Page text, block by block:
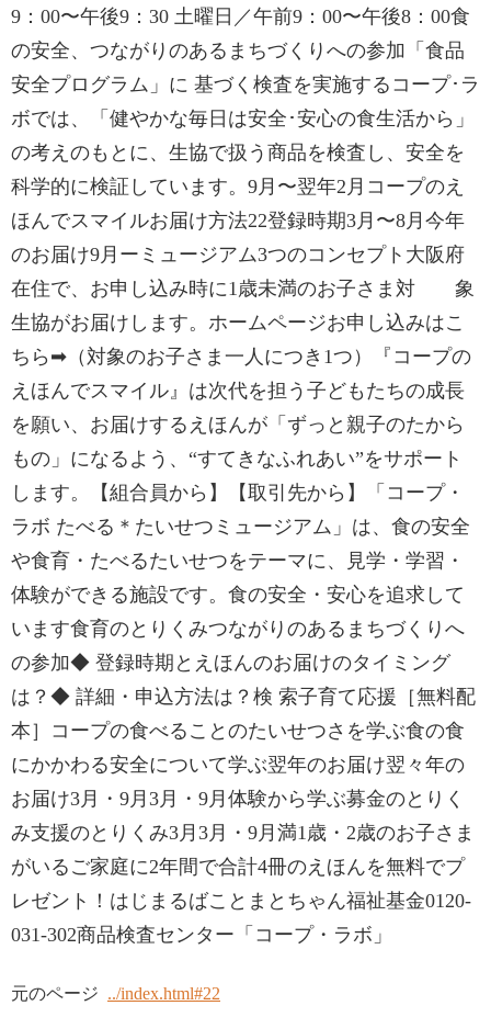
9：00〜午後9：30 土曜日／午前9：00〜午後8：00食
の安全、つながりのあるまちづくりへの参加「食品
安全プログラム」に 基づく検査を実施するコープ･ラ
ボでは、「健やかな毎日は安全･安心の食生活から」
の考えのもとに、生協で扱う商品を検査し、安全を
科学的に検証しています。9月〜翌年2月コープのえ
ほんでスマイルお届け方法22登録時期3月〜8月今年
のお届け9月ーミュージアム3つのコンセプト大阪府
在住で、お申し込み時に1歳未満のお子さま対 象
生協がお届けします。ホームページお申し込みはこ
ちら➡（対象のお子さま一人につき1つ）『コープの
えほんでスマイル』は次代を担う子どもたちの成長
を願い、お届けするえほんが「ずっと親子のたから
もの」になるよう、“すてきなふれあい”をサポート
します。【組合員から】【取引先から】「コープ・
ラボ たべる＊たいせつミュージアム」は、食の安全
や食育・たべるたいせつをテーマに、見学・学習・
体験ができる施設です。食の安全・安心を追求して
います食育のとりくみつながりのあるまちづくりへ
の参加◆ 登録時期とえほんのお届けのタイミング
は？◆ 詳細・申込方法は？検 索子育て応援［無料配
本］コープの食べることのたいせつさを学ぶ食の食
にかかわる安全について学ぶ翌年のお届け翌々年の
お届け3月・9月3月・9月体験から学ぶ募金のとりく
み支援のとりくみ3月3月・9月満1歳・2歳のお子さま
がいるご家庭に2年間で合計4冊のえほんを無料でプ
レゼント！はじまるばことまとちゃん福祉基金0120-
031-302商品検査センター「コープ・ラボ」
元のページ ../index.html#22